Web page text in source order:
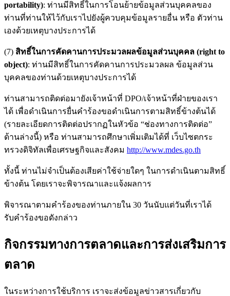
portability): ท่านมีสิทธิ์ในการโอนย้ายข้อมูลส่วนบุคคลของ
ท่านที่ท่านให้ไว้กับเราไปยังผู้ควบคุมข้อมูลรายอื่น หรือ ตัวท่าน
เองด้วยเหตุบางประการได้
(7) สิทธิ์ในการคัดคานการประมวลผลข้อมูลส่วนบุคคล (right to
object): ท่านมีสิทธิ์ในการคัดคานการประมวลผล ข้อมูลส่วน
บุคคลของท่านด้วยเหตุบางประการได้
ท่านสามารถติดต่อมายังเจ้าหน้าที่ DPO/เจ้าหน้าที่ฝ่ายของเรา
ได้ เพื่อดำเนินการยื่นคำร้องขอดำเนินการตามสิทธิ์ข้างต้นได้
(รายละเอียดการติดต่อปรากฏในหัวข้อ “ช่องทางการติดต่อ”
ด้านล่างนี้) หรือ ท่านสามารถศึกษาเพิ่มเติมได้ที่ เว็บไซตกระ
ทรวงดิจิทัลเพื่อเศรษฐกิจและสังคม http://www.mdes.go.th
ทั้งนี้ ท่านไม่จำเป็นต้องเสียค่าใช้จ่ายใดๆ ในการดำเนินตามสิทธิ์
ข้างต้น โดยเราจะพิจารณาและแจ้งผลการ
พิจารณาตามคำร้องของท่านภายใน 30 วันนับแต่วันที่เราได้
รับคำร้องขอดังกล่าว
กิจกรรมทางการตลาดและการส่งเสริมการ
ตลาด
ในระหว่างการใช้บริการ เราจะส่งข้อมูลข่าวสารเกี่ยวกับ